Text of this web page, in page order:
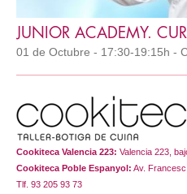
JUNIOR ACADEMY.
01 de Octubre - 17:30-19:15h -
Cookiteca Valencia 223: Valencia 223,
Cookiteca Poble Espanyol: Av.
Tlf. 93 205 93 73